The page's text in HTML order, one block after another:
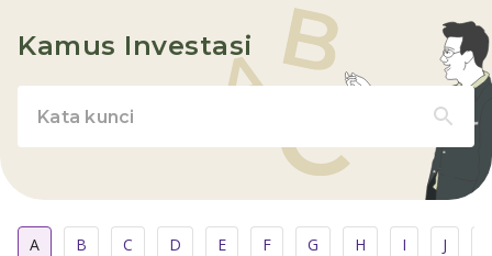
Kamus Investasi
A B C D E F G H I J